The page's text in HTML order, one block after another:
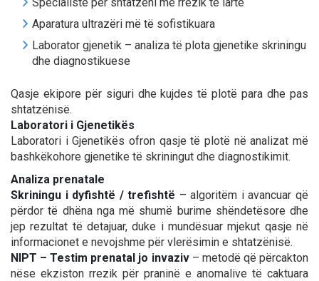
Aparatura ultrazëri më të sofistikuara
Laborator gjenetik – analiza të plota gjenetike skriningu
dhe diagnostikuese
Qasje ekipore për siguri dhe kujdes të plotë para dhe pas
shtatzënisë.
Laboratori i Gjenetikës
Laboratori i Gjenetikës ofron qasje të plotë në analizat më
bashkëkohore gjenetike të skriningut dhe diagnostikimit.
Analiza prenatale
Skriningu i dyfishtë / trefishtë – algoritëm i avancuar që
përdor të dhëna nga më shumë burime shëndetësore dhe
jep rezultat të detajuar, duke i mundësuar mjekut qasje në
informacionet e nevojshme për vlerësimin e shtatzënisë.
NIPT – Testim prenatal jo invaziv– metodë që përcakton
nëse ekziston rrezik për praninë e anomalive të caktuara